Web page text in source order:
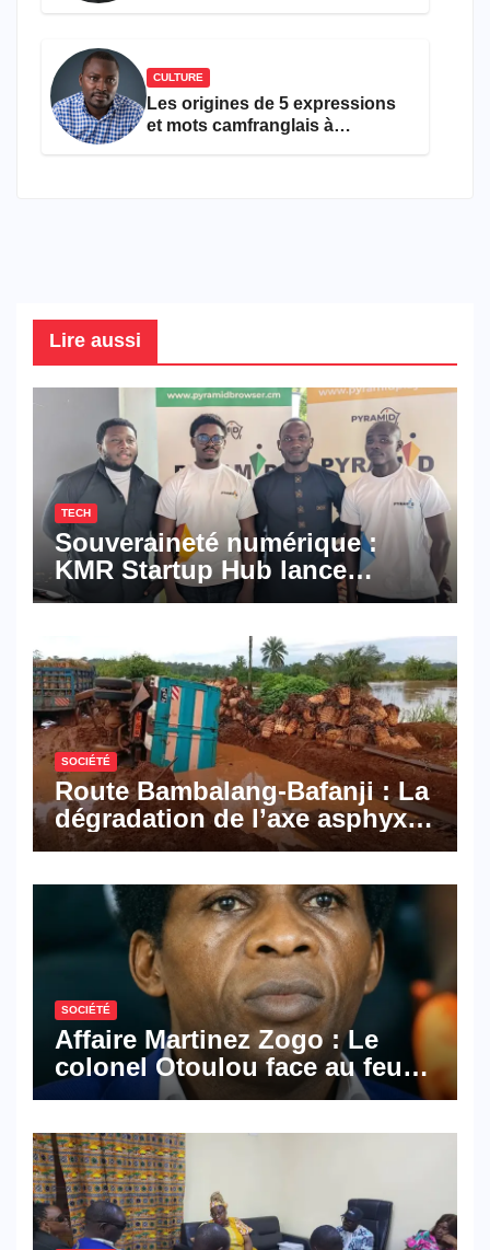
CULTURE
Les origines de 5 expressions
et mots camfranglais à
Lire aussi
TECH
Souveraineté numérique :
KMR Startup Hub lance
Pyramid Browser et Pyramid
numériques made in
Cameroon
SOCIÉTÉ
Route Bambalang-Bafanji : La
dégradation de l’axe asphyxie
les activités économiques
SOCIÉTÉ
Affaire Martinez Zogo : Le
colonel Otoulou face au feu
croisé des avocats de la